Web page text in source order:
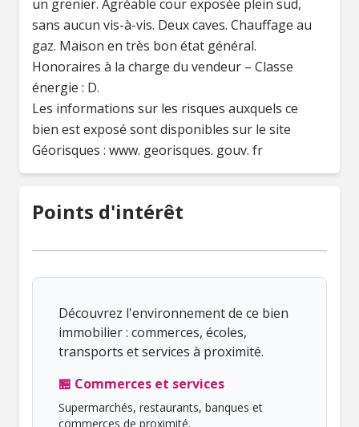
un grenier. Agréable cour exposée plein sud,
sans aucun vis-à-vis. Deux caves. Chauffage au
gaz. Maison en très bon état général.
Honoraires à la charge du vendeur – Classe
énergie : D.
Les informations sur les risques auxquels ce
bien est exposé sont disponibles sur le site
Géorisques : www. georisques. gouv. fr
Points d'intérêt
Découvrez l'environnement de ce bien
immobilier : commerces, écoles,
transports et services à proximité.
🏪 Commerces et services
Supermarchés, restaurants, banques et
commerces de proximité.